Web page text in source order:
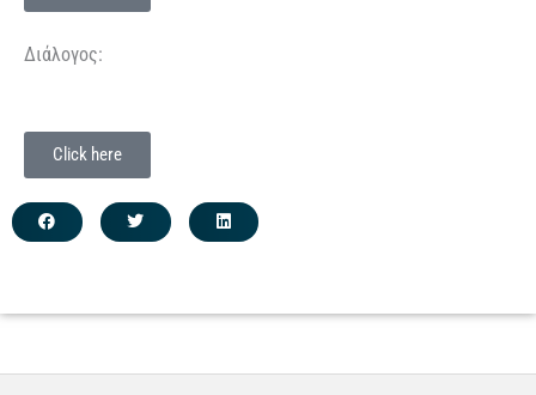
Διάλογος:
Click here